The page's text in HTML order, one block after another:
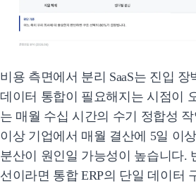
비용 측면에서 분리 SaaS는 진입
데이터 통합이 필요해지는 시점이
는 매월 수십 시간의 수기 정합성
이상 기업에서 매월 결산에 5일 이
분산이 원인일 가능성이 높습니다.
선이라면 통합 ERP의 단일 데이터